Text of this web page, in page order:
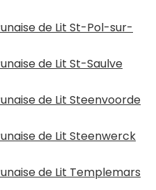
de Lit St-Pol-sur-
de Lit St-Saulve
de Lit Steenvoorde
de Lit Steenwerck
de Lit Templemars